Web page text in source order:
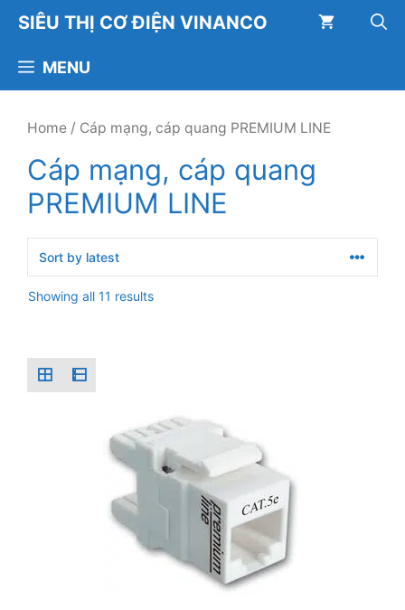
Chuyển
đến
dung
SIÊU THỊ CƠ ĐIỆN VINANCO
MENU
Home / Cáp mạng, cáp quang PREMIUM LINE
Cáp mạng, cáp quang
PREMIUM LINE
Showing all 11 results